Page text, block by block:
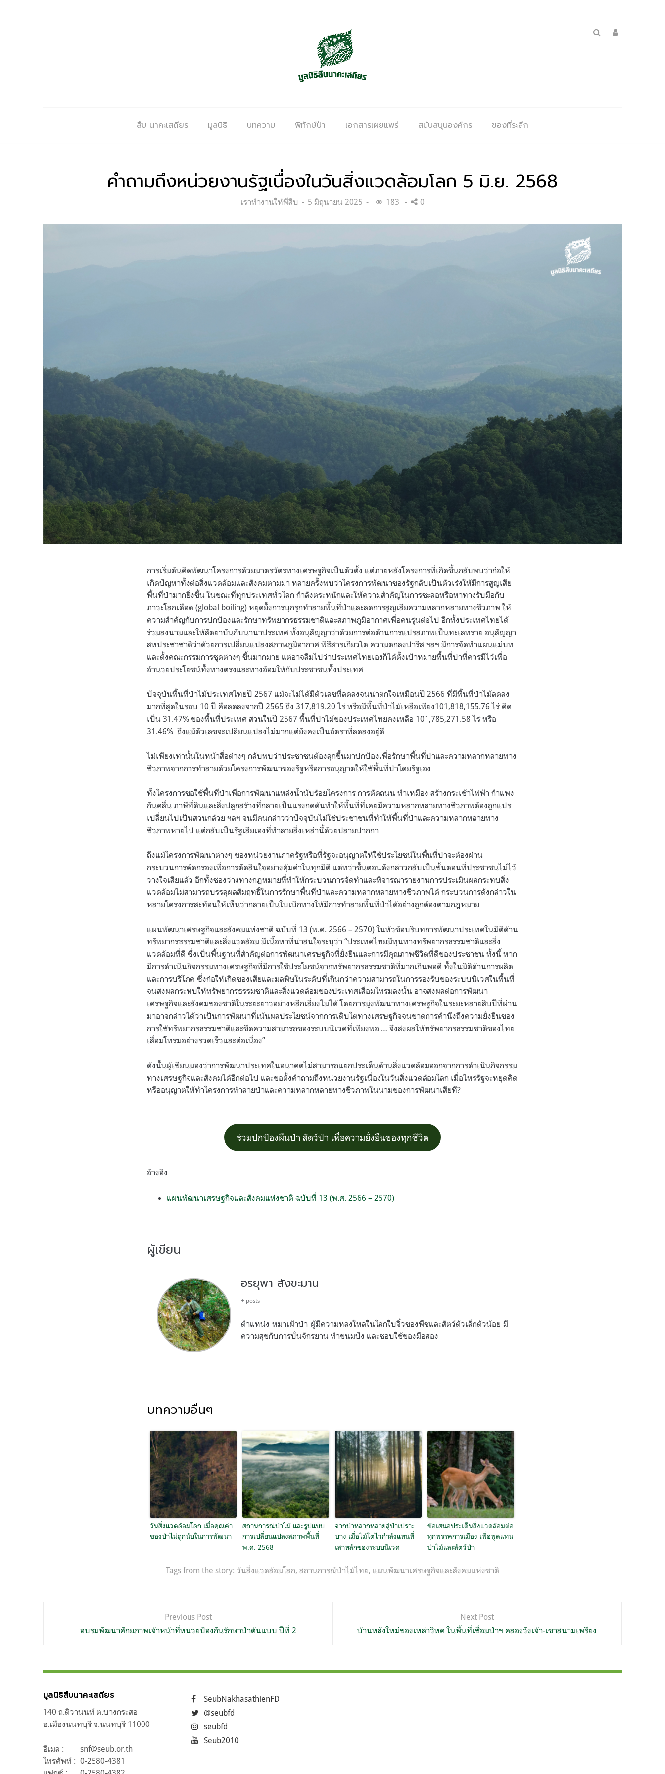
สืบ นาคะเสถียร มูลนิธิ บทความ พิทักษ์ป่า เอกสารเผยแพร่ สนับสนุนองค์กร ของที่ระลึก
คำถามถึงหน่วยงานรัฐเนื่องในวันสิ่งแวดล้อมโลก 5 มิ.ย. 2568
Categories:
เราทำงานให้พี่สืบ
Posted
5 มิถุนายน 2025 183 0
การเริ่มต้นคิดพัฒนาโครงการด้วยมาตรวัตรทางเศรษฐกิจเป็นตัวตั้ง แต่ภายหลังโครงการที่เกิดขึ้นกลับพบว่าก่อให้
เกิดปัญหาทั้งต่อสิ่งแวดล้อมและสังคมตามมา หลายครั้งพบว่าโครงการพัฒนาของรัฐกลับเป็นตัวเร่งให้มีการสูญเสีย
พื้นที่ป่ามากยิ่งขึ้น ในขณะที่ทุกประเทศทั่วโลก กำลังตระหนักและให้ความสำคัญในการชะลอหรือหาทางรับมือกับ
ภาวะโลกเดือด (global boiling) หยุดยั้งการบุกรุกทำลายพื้นที่ป่าและลดการสูญเสียความหลากหลายทางชีวภาพ ให้
ความสำคัญกับการปกป้องและรักษาทรัพยากรธรรมชาติและสภาพภูมิอากาศเพื่อคนรุ่นต่อไป อีกทั้งประเทศไทยได้
ร่วมลงนามและให้สัตยาบันกับนานาประเทศ ทั้งอนุสัญญาว่าด้วยการต่อต้านการแปรสภาพเป็นทะเลทราย อนุสัญญา
สหประชาชาติว่าด้วยการเปลี่ยนแปลงสภาพภูมิอากาศ พิธีสารเกียวโต ความตกลงปารีส ฯลฯ มีการจัดทำแผนแม่บท
และตั้งคณะกรรมการชุดต่างๆ ขึ้นมากมาย แต่อาจลืมไปว่าประเทศไทยเองก็ได้ตั้งเป้าหมายพื้นที่ป่าที่ควรมีไว้เพื่อ
อำนวยประโยชน์ทั้งทางตรงและทางอ้อมให้กับประชาชนทั้งประเทศ
ปัจจุบันพื้นที่ป่าไม้ประเทศไทยปี 2567 แม้จะไม่ได้มีตัวเลขที่ลดลงจนน่าตกใจเหมือนปี 2566 ที่มีพื้นที่ป่าไม้ลดลง
มากที่สุดในรอบ 10 ปี คือลดลงจากปี 2565 ถึง 317,819.20 ไร่ หรือมีพื้นที่ป่าไม้เหลือเพียง101,818,155.76 ไร่ คิด
เป็น 31.47% ของพื้นที่ประเทศ ส่วนในปี 2567 พื้นที่ป่าไม้ของประเทศไทยคงเหลือ 101,785,271.58 ไร่ หรือ
31.46% ถึงแม้ตัวเลขจะเปลี่ยนแปลงไม่มากแต่ยังคงเป็นอัตราที่ลดลงอยู่ดี
ไม่เพียงเท่านั้นในหน้าสื่อต่างๆ กลับพบว่าประชาชนต้องลุกขึ้นมาปกป้องเพื่อรักษาพื้นที่ป่าและความหลากหลายทาง
ชีวภาพจากการทำลายด้วยโครงการพัฒนาของรัฐหรือการอนุญาตให้ใช้พื้นที่ป่าโดยรัฐเอง
ทั้งโครงการขอใช้พื้นที่ป่าเพื่อการพัฒนาแหล่งน้ำนับร้อยโครงการ การตัดถนน ทำเหมือง สร้างกระเช้าไฟฟ้า กำแพง
กันคลื่น ภาษีที่ดินและสิ่งปลูกสร้างที่กลายเป็นแรงกดดันทำให้พื้นที่ที่เคยมีความหลากหลายทางชีวภาพต้องถูกแปร
เปลี่ยนไปเป็นสวนกล้วย ฯลฯ จนมีคนกล่าวว่าปัจจุบันไม่ใช่ประชาชนที่ทำให้พื้นที่ป่าและความหลากหลายทาง
ชีวภาพหายไป แต่กลับเป็นรัฐเสียเองที่ทำลายสิ่งเหล่านี้ด้วยปลายปากกา
ถึงแม้โครงการพัฒนาต่างๆ ของหน่วยงานภาครัฐหรือที่รัฐจะอนุญาตให้ใช้ประโยชน์ในพื้นที่ป่าจะต้องผ่าน
กระบวนการคัดกรองเพื่อการตัดสินใจอย่างคุ้มค่าในทุกมิติ แต่ทว่าขั้นตอนดังกล่าวกลับเป็นขั้นตอนที่ประชาชนไม่ไว้
วางใจเสียแล้ว อีกทั้งช่องว่างทางกฎหมายที่ทำให้กระบวนการจัดทำและพิจารณารายงานการประเมินผลกระทบสิ่ง
แวดล้อมไม่สามารถบรรลุผลสัมฤทธิ์ในการรักษาพื้นที่ป่าและความหลากหลายทางชีวภาพได้ กระบวนการดังกล่าวใน
หลายโครงการสะท้อนให้เห็นว่ากลายเป็นใบเบิกทางให้มีการทำลายพื้นที่ป่าได้อย่างถูกต้องตามกฎหมาย
แผนพัฒนาเศรษฐกิจและสังคมแห่งชาติ ฉบับที่ 13 (พ.ศ. 2566 – 2570) ในหัวข้อบริบทการพัฒนาประเทศในมิติด้าน
ทรัพยากรธรรมชาติและสิ่งแวดล้อม มีเนื้อหาที่น่าสนใจระบุว่า “ประเทศไทยมีทุนทางทรัพยากรธรรมชาติและสิ่ง
แวดล้อมที่ดี ซึ่งเป็นพื้นฐานที่สำคัญต่อการพัฒนาเศรษฐกิจที่ยั่งยืนและการมีคุณภาพชีวิตที่ดีของประชาชน ทั้งนี้ หาก
มีการดำเนินกิจกรรมทางเศรษฐกิจที่มีการใช้ประโยชน์จากทรัพยากรธรรมชาติที่มากเกินพอดี ทั้งในมิติด้านการผลิต
และการบริโภค ซึ่งก่อให้เกิดของเสียและมลพิษในระดับที่เกินกว่าความสามารถในการรองรับของระบบนิเวศในพื้นที่
จนส่งผลกระทบให้ทรัพยากรธรรมชาติและสิ่งแวดล้อมของประเทศเสื่อมโทรมลงนั้น อาจส่งผลต่อการพัฒนา
เศรษฐกิจและสังคมของชาติในระยะยาวอย่างหลีกเลี่ยงไม่ได้ โดยการมุ่งพัฒนาทางเศรษฐกิจในระยะหลายสิบปีที่ผ่าน
มาอาจกล่าวได้ว่าเป็นการพัฒนาที่เน้นผลประโยชน์จากการเติบโตทางเศรษฐกิจจนขาดการคำนึงถึงความยั่งยืนของ
การใช้ทรัพยากรธรรมชาติและขีดความสามารถของระบบนิเวศที่เพียงพอ … จึงส่งผลให้ทรัพยากรธรรมชาติของไทย
เสื่อมโทรมอย่างรวดเร็วและต่อเนื่อง”
ดังนั้นผู้เขียนมองว่าการพัฒนาประเทศในอนาคตไม่สามารถแยกประเด็นด้านสิ่งแวดล้อมออกจากการดำเนินกิจกรรม
ทางเศรษฐกิจและสังคมได้อีกต่อไป และขอตั้งคำถามถึงหน่วยงานรัฐเนื่องในวันสิ่งแวดล้อมโลก เมื่อไหร่รัฐจะหยุดคิด
หรืออนุญาตให้ทำโครงการทำลายป่าและความหลากหลายทางชีวภาพในนามของการพัฒนาเสียที?
ร่วมปกป้องผืนป่า สัตว์ป่า เพื่อความยั่งยืนของทุกชีวิต
อ้างอิง
แผนพัฒนาเศรษฐกิจและสังคมแห่งชาติ ฉบับที่ 13 (พ.ศ. 2566 – 2570)
ผู้เขียน
อรยุพา สังขะมาน
+ posts
ตำแหน่ง หมาเฝ้าป่า ผู้มีความหลงใหลในโลกใบจิ๋วของพืชและสัตว์ตัวเล็กตัวน้อย มี
ความสุขกับการปั่นจักรยาน ทำขนมปัง และชอบใช้ของมือสอง
บทความอื่นๆ
วันสิ่งแวดล้อมโลก เมื่อคุณค่า
ของป่าไม่ถูกนับในการพัฒนา
สถานการณ์ป่าไม้ และรูปแบบ
การเปลี่ยนแปลงสภาพพื้นที่
พ.ศ. 2568
จากป่าหลากหลายสู่ป่าเปราะ
บาง เมื่อไม้โตไวกำลังแทนที่
เสาหลักของระบบนิเวศ
ข้อเสนอประเด็นสิ่งแวดล้อมต่อ
ทุกพรรคการเมือง เพื่อพูดแทน
ป่าไม้และสัตว์ป่า
Tags from the story: วันสิ่งแวดล้อมโลก, สถานการณ์ป่าไม้ไทย, แผนพัฒนาเศรษฐกิจและสังคมแห่งชาติ
Previous Post
อบรมพัฒนาศักยภาพเจ้าหน้าที่หน่วยป้องกันรักษาป่าต้นแบบ ปีที่ 2
Next Post
บ้านหลังใหม่ของเหล่าวิหค ในพื้นที่เชื่อมป่าฯ คลองวังเจ้า-เขาสนามเพรียง
มูลนิธิสืบนาคะเสถียร
140 ถ.ติวานนท์ ต.บางกระสอ
อ.เมืองนนทบุรี จ.นนทบุรี 11000
อีเมล :
snf@seub.or.th
โทรศัพท์ : 0-2580-4381
SeubNakhasathienFD
@seubfd
seubfd
Seub2010